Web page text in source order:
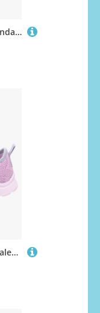
Superfit Pebbles Kinder Sandalen, Rosa, 28
Superfit Wave Kinder Sandalen, Purple/Light Blue, 23